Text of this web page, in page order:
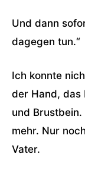
Und dann
dagegen tun.“
Ich konnte
der Hand, das
und
mehr. Nur
Vater.